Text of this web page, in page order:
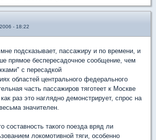
- 18:22
подсказывает, пассажиру и по времени, и
прямое беспересадочное сообщение, чем
с пересадкой
областей центрального федерального
часть пассажиров тяготеет к Москве
раз это наглядно демонстрирует, спрос на
значителен.
составность такого поезда вряд ли
локомотивной тяги, особенно